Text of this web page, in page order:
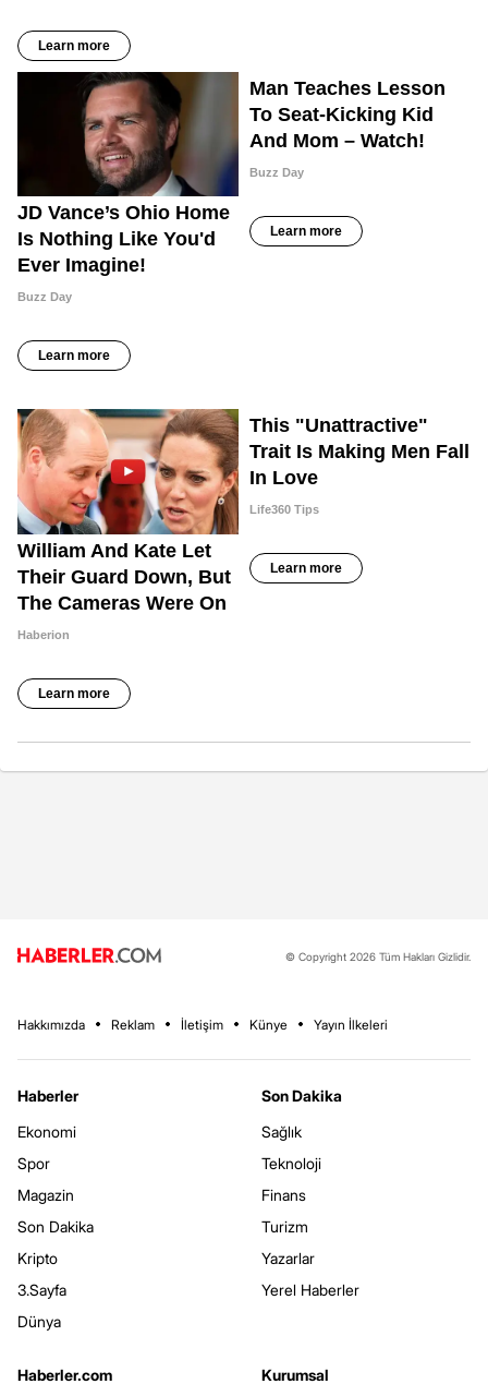
© Copyright 2026 Tüm Hakları Gizlidir.
Hakkımızda Reklam İletişim Künye Yayın İlkeleri
Haberler
Ekonomi
Spor
Magazin
Son Dakika
Kripto
3.Sayfa
Dünya
Son Dakika
Sağlık
Teknoloji
Finans
Turizm
Yazarlar
Yerel Haberler
Haberler.com
Kurumsal